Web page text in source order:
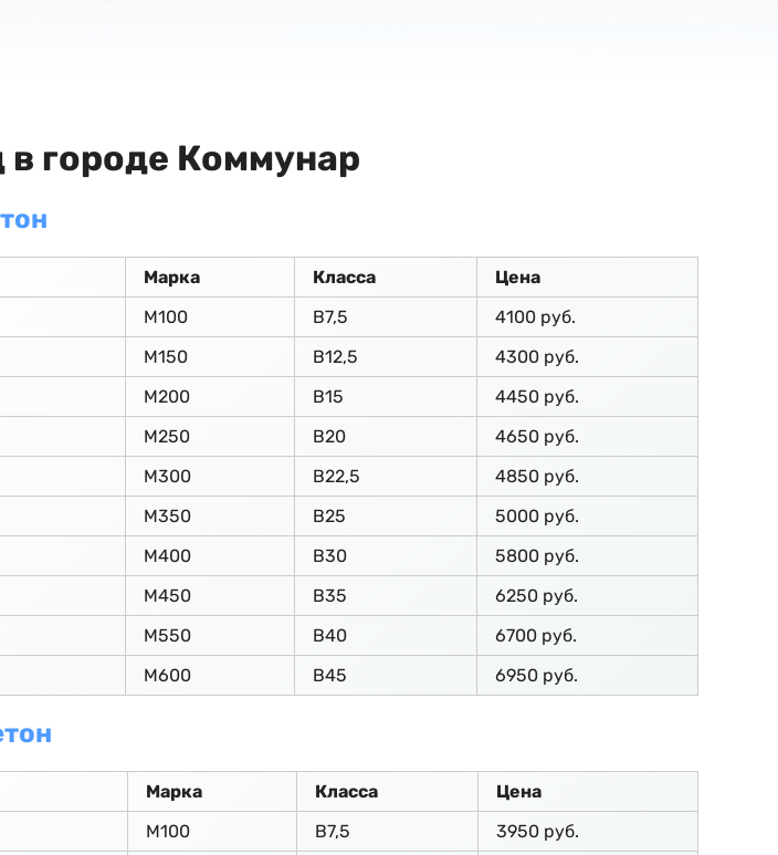
городе Коммунар
Марка Класса
Цена
М100 В7,5
4100 руб.
М150 В12,5
4300 руб.
М200 В15
4450 руб.
М250 В20
4650 руб.
М300 В22,5
4850 руб.
М350 В25
5000 руб.
М400 В30
5800 руб.
М450 В35
6250 руб.
М550 В40
6700 руб.
М600 В45 6950 руб.
Марка Класса
Цена
М100 В7,5
3950 руб.